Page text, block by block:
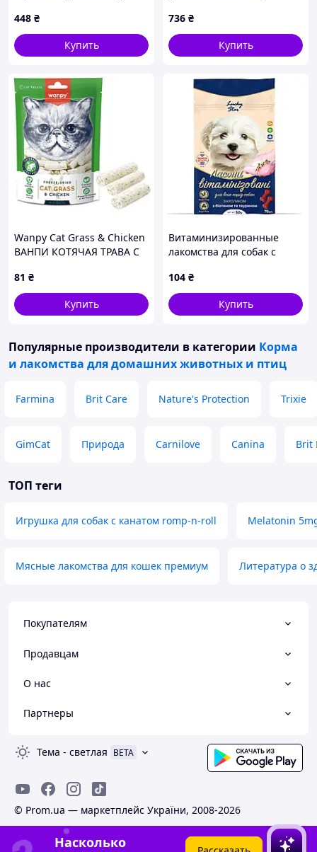
7х2 см 500 г
448 ₴
Купить
736 ₴
Купить
Wanpy Cat Grass & Chicken
ВАНПИ КОТЯЧАЯ ТРАВА С
лакомство для кошек
81 ₴
Купить
Витаминизированные
лакомства для собак с
пакет - Украина - 1.5
104 ₴
Купить
Популярные производители в категории Корма
и лакомства для домашних животных и птиц
Farmina Brit Care Nature's Protection Trixie
GimCat Природа Carnilove Canina Brit
ТОП теги
Игрушка для собак с канатом romp-n-roll Melatonin
Мясные лакомства для кошек премиум Литература о
Покупателям
Продавцам
О нас
Партнеры
Тема - светлая BETA
© Prom.ua — маркетплейс України, 2008-2026
Насколько